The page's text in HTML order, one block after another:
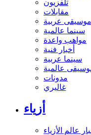
تلفزيون
مقابلات
موسيقى عربية
سينما عالمية
مواهب واعدة
أخبار فنية
سينما عربية
عالمية
مدونات
غاليري
أزياء
عالم الأزياء